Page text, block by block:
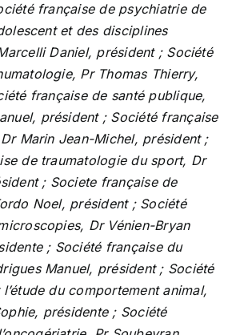
française de psychiatrie de
et des disciplines
Daniel, président ; Société
Pr Thomas Thierry,
française de santé publique,
président ; Société française
Marin Jean-Michel, président ;
de traumatologie du sport, Dr
; Societe française de
Noel, président ; Société
Dr Vénien-Bryan
; Société française du
Manuel, président ; Société
du comportement animal,
présidente ; Société